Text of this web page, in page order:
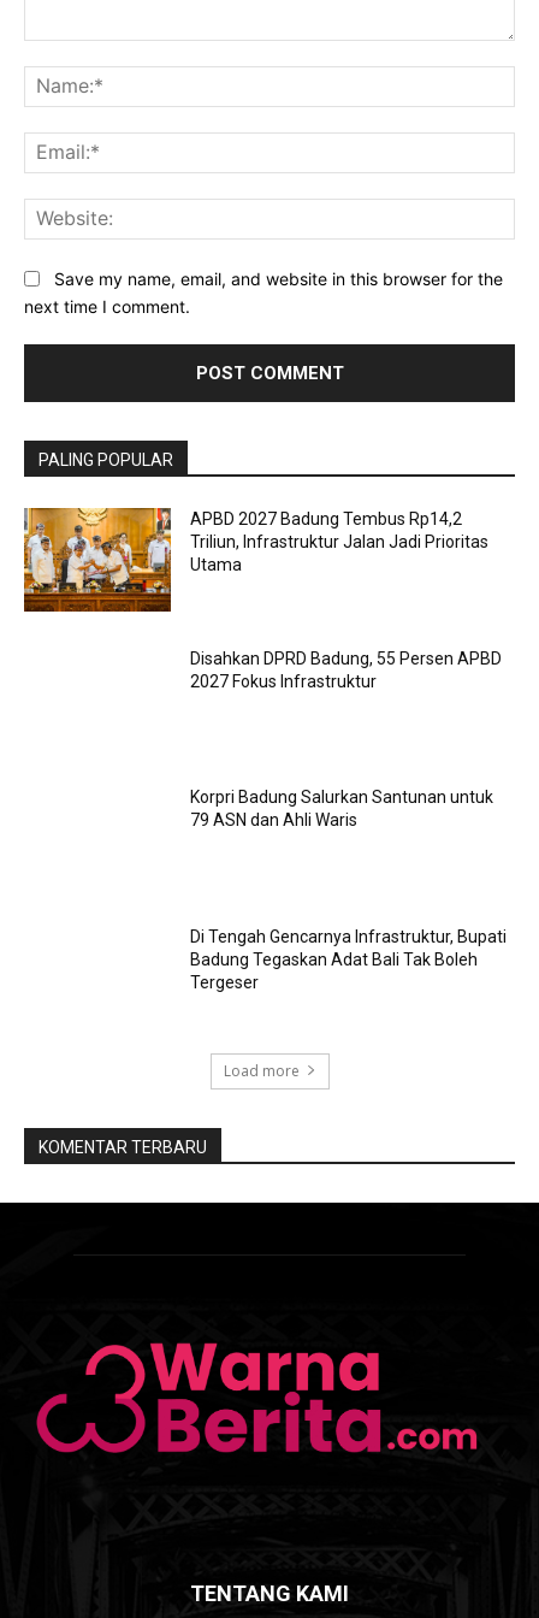
Save my name, email, and website in this browser for the
next time I comment.
PALING POPULAR
APBD 2027 Badung Tembus Rp14,2
Triliun, Infrastruktur Jalan Jadi Prioritas
Utama
Disahkan DPRD Badung, 55 Persen APBD
2027 Fokus Infrastruktur
Korpri Badung Salurkan Santunan untuk
79 ASN dan Ahli Waris
Di Tengah Gencarnya Infrastruktur, Bupati
Badung Tegaskan Adat Bali Tak Boleh
Tergeser
Load more
KOMENTAR TERBARU
TENTANG KAMI